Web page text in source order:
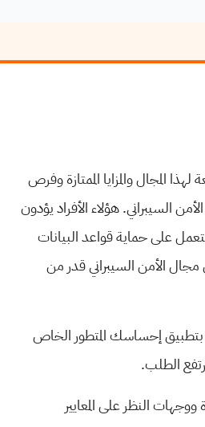
المجال والمزايا الممتازة وفرص
السيبراني. هؤلاء الأفراد يؤدون
على حماية قواعد البيانات
مجال الأمن السيبراني قدر من
بتطبيق إحساسك المتطور الخاص
الطلب.
النظر على المعايير